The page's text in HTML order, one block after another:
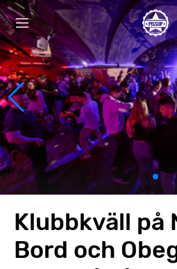
Klubbkväll på
Bord och